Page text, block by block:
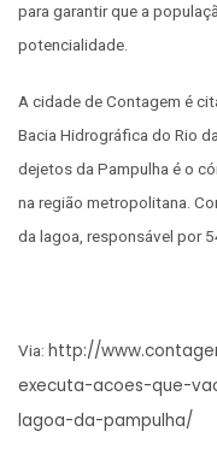
para garantir que a
potencialidade.
A cidade de Contagem é
Bacia Hidrográfica do Rio
dejetos da Pampulha é o
na região metropolitana.
da lagoa, responsável por
Via: http://
executa-acoes-que-
lagoa-da-pampulha/